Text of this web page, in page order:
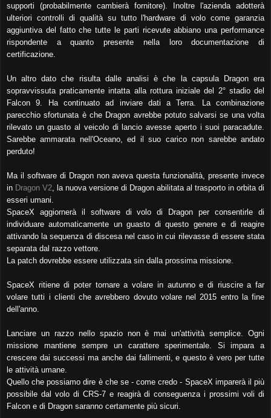
supporti (probabilmente cambierà fornitore). Inoltre l'azienda adotterà
ulteriori controlli di qualità su tutto l'hardware di volo come garanzia
aggiuntiva del fatto che tutte le parti ricevute abbiano una performance
rispondente a quanto presente nella loro documentazione di
certificazione.
Un altro dato che risulta dalle analisi è che la capsula Dragon era
sopravvissuta praticamente intatta alla rottura iniziale del 2° stadio del
Falcon 9. Ha continuato ad inviare dati a Terra. La combinazione
parecchio sfortunata è che Dragon avrebbe potuto salvarsi se una volta
rilevato un guasto al veicolo di lancio avesse aperto i suoi paracadute.
Sarebbe ammarata nell'Oceano, ed il suo carico non sarebbe andato
perduto!
Ma il software di Dragon non aveva questa funzionalità, presente invece
in Dragon V2 , la nuova versione di Dragon abilitata al trasporto in orbita di
esseri umani.
SpaceX aggiornerà il software di volo di Dragon per consentirle di
individuare automaticamente un guasto di questo genere e di reagire
attivando la sequenza di discesa nel caso in cui rilevasse di essere stata
separata dal razzo vettore.
La patch dovrebbe essere utilizzata sin dalla prossima missione.
SpaceX ritiene di poter tornare a volare in autunno e di riuscire a far
volare tutti i clienti che avrebbero dovuto volare nel 2015 entro la fine
dell'anno.
Lanciare un razzo nello spazio non è mai un'attività semplice. Ogni
missione mantiene sempre un carattere sperimentale. Si impara a
crescere dai successi ma anche dai fallimenti, e questo è vero per tutte
le attività umane.
Quello che possiamo dire è che se - come credo - SpaceX imparerà il più
possibile dal volo di CRS-7 e reagirà di conseguenza i prossimi voli di
Falcon e di Dragon saranno certamente più sicuri.